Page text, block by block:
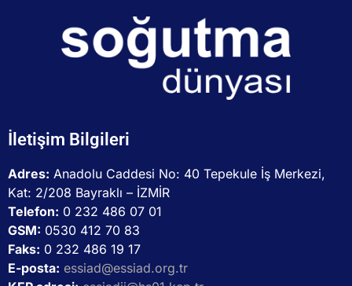
İletişim Bilgileri
Adres: Anadolu Caddesi No: 40 Tepekule İş Merkezi,
Kat: 2/208 Bayraklı – İZMİR
Telefon: 0 232 486 07 01
GSM: 0530 412 70 83
Faks: 0 232 486 19 17
E-posta: essiad@essiad.org.tr